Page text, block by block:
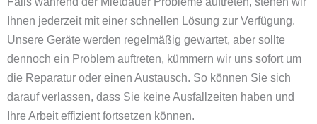
Ihnen jederzeit mit einer schnellen Lösung zur Verfügung.
Unsere Geräte werden regelmäßig gewartet, aber sollte
dennoch ein Problem auftreten, kümmern wir uns sofort um
die Reparatur oder einen Austausch. So können Sie sich
darauf verlassen, dass Sie keine Ausfallzeiten haben und
Ihre Arbeit effizient fortsetzen können.